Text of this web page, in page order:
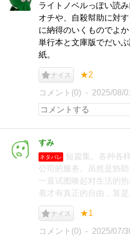
ライトノベルっぽい読
オチや、自殺幇助に対
に納得のいくものでよ
単行本と文庫版でだい
紙。
ナイス ★2
コメント(0) 2025/08/01
すみ
ネタバレ
短篇集。各种各
公司的服务。虽然是协
一直试图唤起对生活的
着才有真正的自由，算
ナイス ★1
コメント(0) 2025/07/